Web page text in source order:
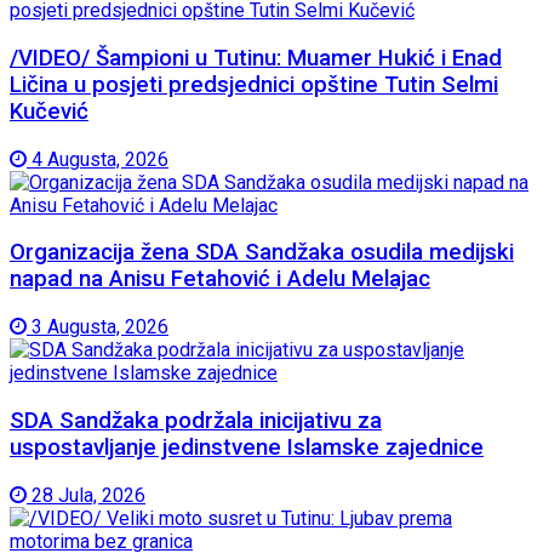
/VIDEO/ Šampioni u Tutinu: Muamer Hukić i Enad
Ličina u posjeti predsjednici opštine Tutin Selmi
Kučević
4 Augusta, 2026
Organizacija žena SDA Sandžaka osudila medijski
napad na Anisu Fetahović i Adelu Melajac
3 Augusta, 2026
SDA Sandžaka podržala inicijativu za
uspostavljanje jedinstvene Islamske zajednice
28 Jula, 2026